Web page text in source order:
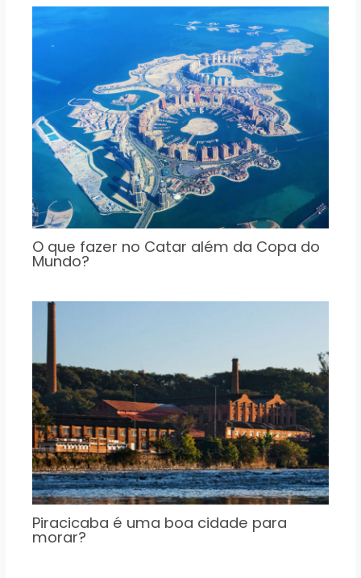
O que fazer no Catar além da Copa do
Mundo?
Piracicaba é uma boa cidade para
morar?